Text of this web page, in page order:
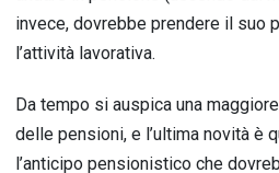
invece, dovrebbe prendere il suo
l’attività lavorativa.
Da tempo si auspica una
delle pensioni, e l’ultima novità è
l’anticipo pensionistico che